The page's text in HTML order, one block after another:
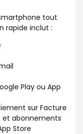
tout
rapide inclut :
Play ou App
sur Facture
et abonnements
Store